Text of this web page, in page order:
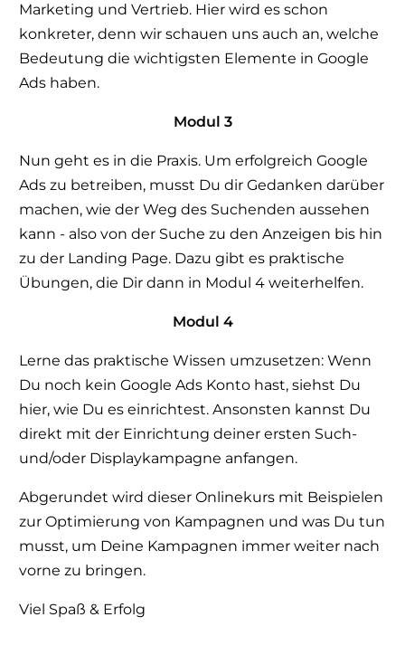
Marketing und Vertrieb. Hier wird es schon
konkreter, denn wir schauen uns auch an, welche
Bedeutung die wichtigsten Elemente in Google
Ads haben.
Modul 3
Nun geht es in die Praxis. Um erfolgreich Google
Ads zu betreiben, musst Du dir Gedanken darüber
machen, wie der Weg des Suchenden aussehen
kann - also von der Suche zu den Anzeigen bis hin
zu der Landing Page. Dazu gibt es praktische
Übungen, die Dir dann in Modul 4 weiterhelfen.
Modul 4
Lerne das praktische Wissen umzusetzen: Wenn
Du noch kein Google Ads Konto hast, siehst Du
hier, wie Du es einrichtest. Ansonsten kannst Du
direkt mit der Einrichtung deiner ersten Such-
und/oder Displaykampagne anfangen.
Abgerundet wird dieser Onlinekurs mit Beispielen
zur Optimierung von Kampagnen und was Du tun
musst, um Deine Kampagnen immer weiter nach
vorne zu bringen.
Viel Spaß & Erfolg